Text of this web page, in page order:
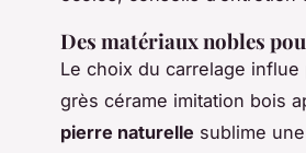
Des matériaux nobles
Le choix du carrelage influe
grès cérame imitation bois
pierre naturelle sublime